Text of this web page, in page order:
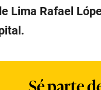
Lima Rafael